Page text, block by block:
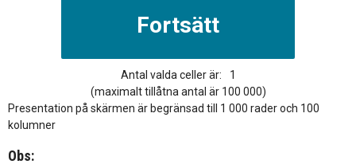
Antal valda celler är:
1
(maximalt tillåtna antal är 100 000)
Presentation på skärmen är begränsad till 1 000 rader och 100
kolumner
Obs: